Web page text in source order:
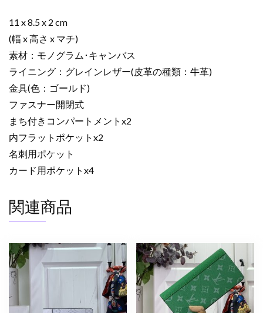
キ
ャ
ン
バ
ス
ゴ
ー
ル
ド
金
個
11 x 8.5 x 2 cm
(幅 x 高さ x マチ)
素材：モノグラム･キャンバス
ライニング：グレインレザー(皮革の種類：牛革)
金具(色：ゴールド)
ファスナー開閉式
まち付きコンパートメントx2
内フラットポケットx2
名刺用ポケット
カード用ポケットx4
関連商品